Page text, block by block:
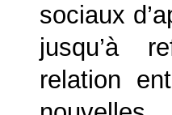
sociaux
jusqu’à
relation